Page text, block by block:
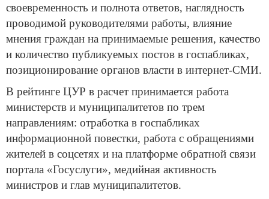
своевременность и полнота ответов, наглядность
проводимой руководителями работы, влияние
мнения граждан на принимаемые решения, качество
и количество публикуемых постов в госпабликах,
позиционирование органов власти в интернет-СМИ.
В рейтинге ЦУР в расчет принимается работа
министерств и муниципалитетов по трем
направлениям: отработка в госпабликах
информационной повестки, работа с обращениями
жителей в соцсетях и на платформе обратной связи
портала «Госуслуги», медийная активность
министров и глав муниципалитетов.